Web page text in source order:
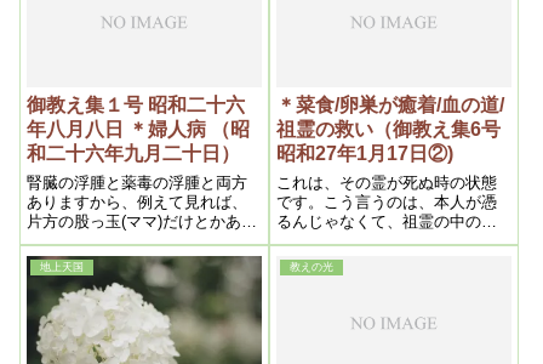
えず自分に問いかけておかない
御教え集１号 昭和二十六
年八月八日 ＊婦人病 （昭
和二十六年九月二十日）
腎臓の浮腫と薬毒の浮腫と両方
ありますから、例えて見れば、
片方の股っ玉(ママ)だけとかある
いは腰の回りだとか、お腹だと
か、そういう局部的の浮腫は、
そこに固まっていた薬毒が溶け
て来て出きらないで、しばらく
留るのです。それから腎臓の浮
腫はもっと大きな——全身的で
すね。中には半身の場合もあり
＊菜食/卵巣が癒着/血の道/
祖霊の救い（御教え集6号
昭和27年1月17日②)
これは、その霊が死ぬ時の状態
です。こう言うのは、本人が憑
るんじゃなくて、祖霊の中の他
の祖霊が、この人を助けてやろ
うと思っているんですから、結
構ですよ。祖霊のうちの難病人
地上天国 教えの光